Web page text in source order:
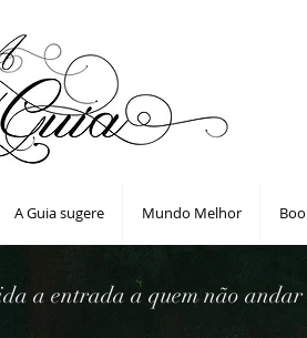
A Guia sugere Mundo Melhor
a entrada a quem não andar